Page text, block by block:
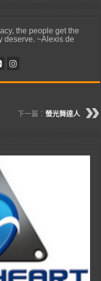
the people get the
deserve. ~Alexis de
下一篇： 螢光舞達人